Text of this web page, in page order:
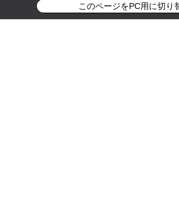
このページをPC用に切り